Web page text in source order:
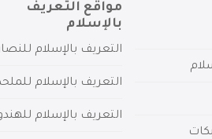
مواقع التعريف
بالإسلام
التعريف بالإسلام
التعريف بالإسلام
التعريف بالإسلام